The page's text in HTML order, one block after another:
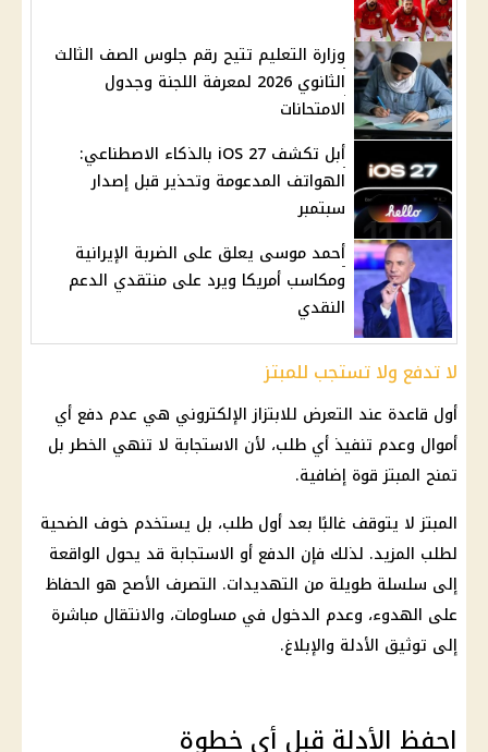
وزارة التعليم تتيح رقم جلوس الصف الثالث
الثانوي 2026 لمعرفة اللجنة وجدول
الامتحانات
أبل تكشف iOS 27 بالذكاء الاصطناعي:
الهواتف المدعومة وتحذير قبل إصدار
سبتمبر
أحمد موسى يعلق على الضربة الإيرانية
ومكاسب أمريكا ويرد على منتقدي الدعم
النقدي
لا تدفع ولا تستجب للمبتز
أول قاعدة عند التعرض للابتزاز الإلكتروني هي عدم دفع أي
أموال وعدم تنفيذ أي طلب، لأن الاستجابة لا تنهي الخطر بل
تمنح المبتز قوة إضافية.
المبتز لا يتوقف غالبًا بعد أول طلب، بل يستخدم خوف الضحية
لطلب المزيد. لذلك فإن الدفع أو الاستجابة قد يحول الواقعة
إلى سلسلة طويلة من التهديدات. التصرف الأصح هو الحفاظ
على الهدوء، وعدم الدخول في مساومات، والانتقال مباشرة
إلى توثيق الأدلة والإبلاغ.
احفظ الأدلة قبل أي خطوة